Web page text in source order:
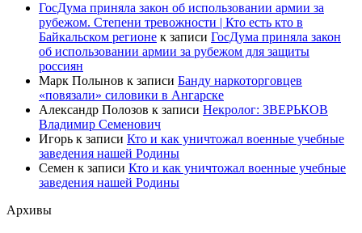
ГосДума приняла закон об использовании армии за
рубежом. Степени тревожности | Кто есть кто в
Байкальском регионе к записи ГосДума приняла закон
об использовании армии за рубежом для защиты
россиян
Марк Полынов к записи Банду наркоторговцев
«повязали» силовики в Ангарске
Александр Полозов к записи Некролог: ЗВЕРЬКОВ
Владимир Семенович
Игорь к записи Кто и как уничтожал военные учебные
заведения нашей Родины
Семен к записи Кто и как уничтожал военные учебные
заведения нашей Родины
Архивы